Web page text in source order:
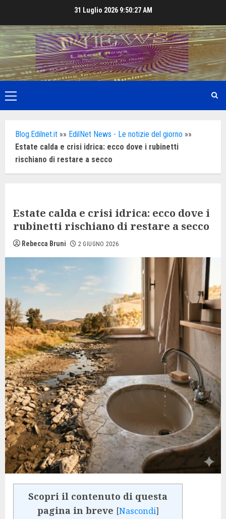
content
31 Luglio 2026 9:50:29 AM
Primary
Menu
Blog.Edilnet.it »» EdilNet News - Le notizie del giorno »»
Estate calda e crisi idrica: ecco dove i rubinetti
rischiano di restare a secco
Estate calda e crisi idrica: ecco dove i
rubinetti rischiano di restare a secco
Rebecca Bruni 2 GIUGNO 2026
Scopri il contenuto di questa
pagina in breve [Nascondi]